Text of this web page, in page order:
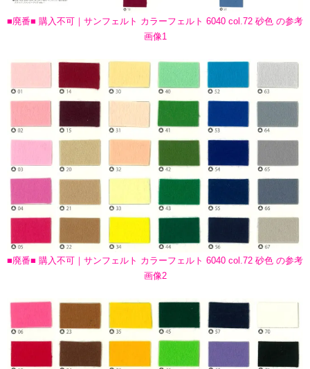
■廃番■ 購入不可｜サンフェルト カラーフェルト 6040 col.72 砂色 の参考
画像1
■廃番■ 購入不可｜サンフェルト カラーフェルト 6040 col.72 砂色 の参考
画像2